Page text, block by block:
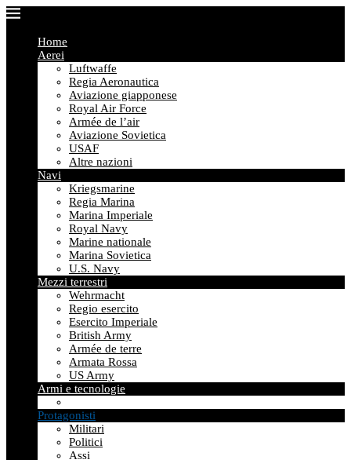
Home
Aerei
Luftwaffe
Regia Aeronautica
Aviazione giapponese
Royal Air Force
Armée de l’air
Aviazione Sovietica
USAF
Altre nazioni
Navi
Kriegsmarine
Regia Marina
Marina Imperiale
Royal Navy
Marine nationale
Marina Sovietica
U.S. Navy
Mezzi terrestri
Wehrmacht
Regio esercito
Esercito Imperiale
British Army
Armée de terre
Armata Rossa
US Army
Armi e tecnologie
Protagonisti
Militari
Politici
Assi